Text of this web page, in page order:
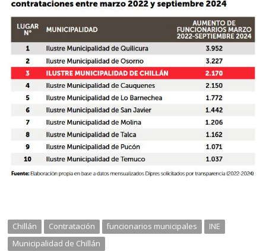
Chillán Contratación funcionarios municipales
INE
Municipalidad de Chillán